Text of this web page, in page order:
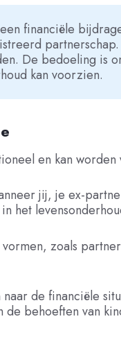
financiële
De bedoeling is
kan voorzien.
en kan worden
jij, je ex-
het
zoals
de financiële
de behoeften van